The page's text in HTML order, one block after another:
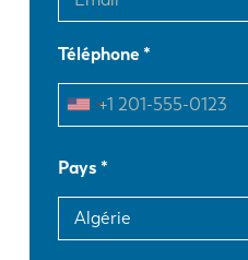
Téléphone
Pays
EN
FR
DE